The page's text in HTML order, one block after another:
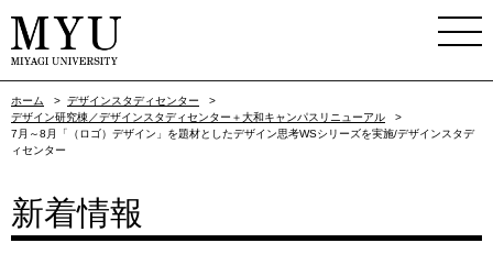
ホーム > デザインスタディセンター
>
デザイン研究棟／デザインスタディセンター＋大和キャンパスリニューアル
>
7月～8月「（ロゴ）デザイン」を題材としたデザイン思考WSシリーズを実施/デザインスタデ
ィセンター
新着情報